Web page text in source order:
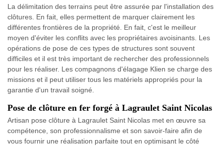
La délimitation des terrains peut être assurée par l'installation des
clôtures. En fait, elles permettent de marquer clairement les
différentes frontières de la propriété. En fait, c'est le meilleur
moyen d'éviter les conflits avec les propriétaires avoisinants. Les
opérations de pose de ces types de structures sont souvent
difficiles et il est très important de rechercher des professionnels
pour les réaliser. Les compagnons d'élagage Klien se charge des
missions et il peut utiliser tous les matériels appropriés pour la
garantie d'un travail soigné.
Pose de clôture en fer forgé à Lagraulet Saint Nicolas
Artisan pose clôture à Lagraulet Saint Nicolas met en œuvre sa
compétence, son professionnalisme et son savoir-faire afin de
vous fournir une réalisation parfaite tout en optimisant le côté